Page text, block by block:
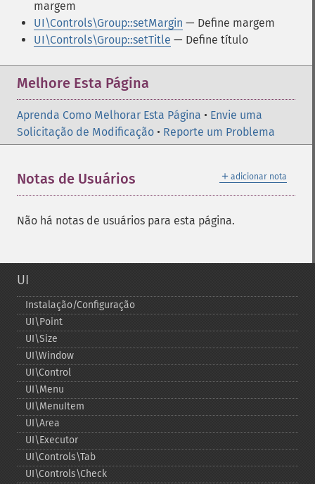
margem
UI\Controls\Group::setMargin — Define margem
UI\Controls\Group::setTitle — Define título
Melhore Esta Página
Aprenda Como Melhorar Esta Página • Envie uma
Solicitação de Modificação • Reporte um Problema
＋ adicionar nota
Notas de Usuários
Não há notas de usuários para esta página.
UI
Instalação/Configuração
UI\Point
UI\Size
UI\Window
UI\Control
UI\Menu
UI\MenuItem
UI\Area
UI\Executor
UI\Controls\Tab
UI\Controls\Check